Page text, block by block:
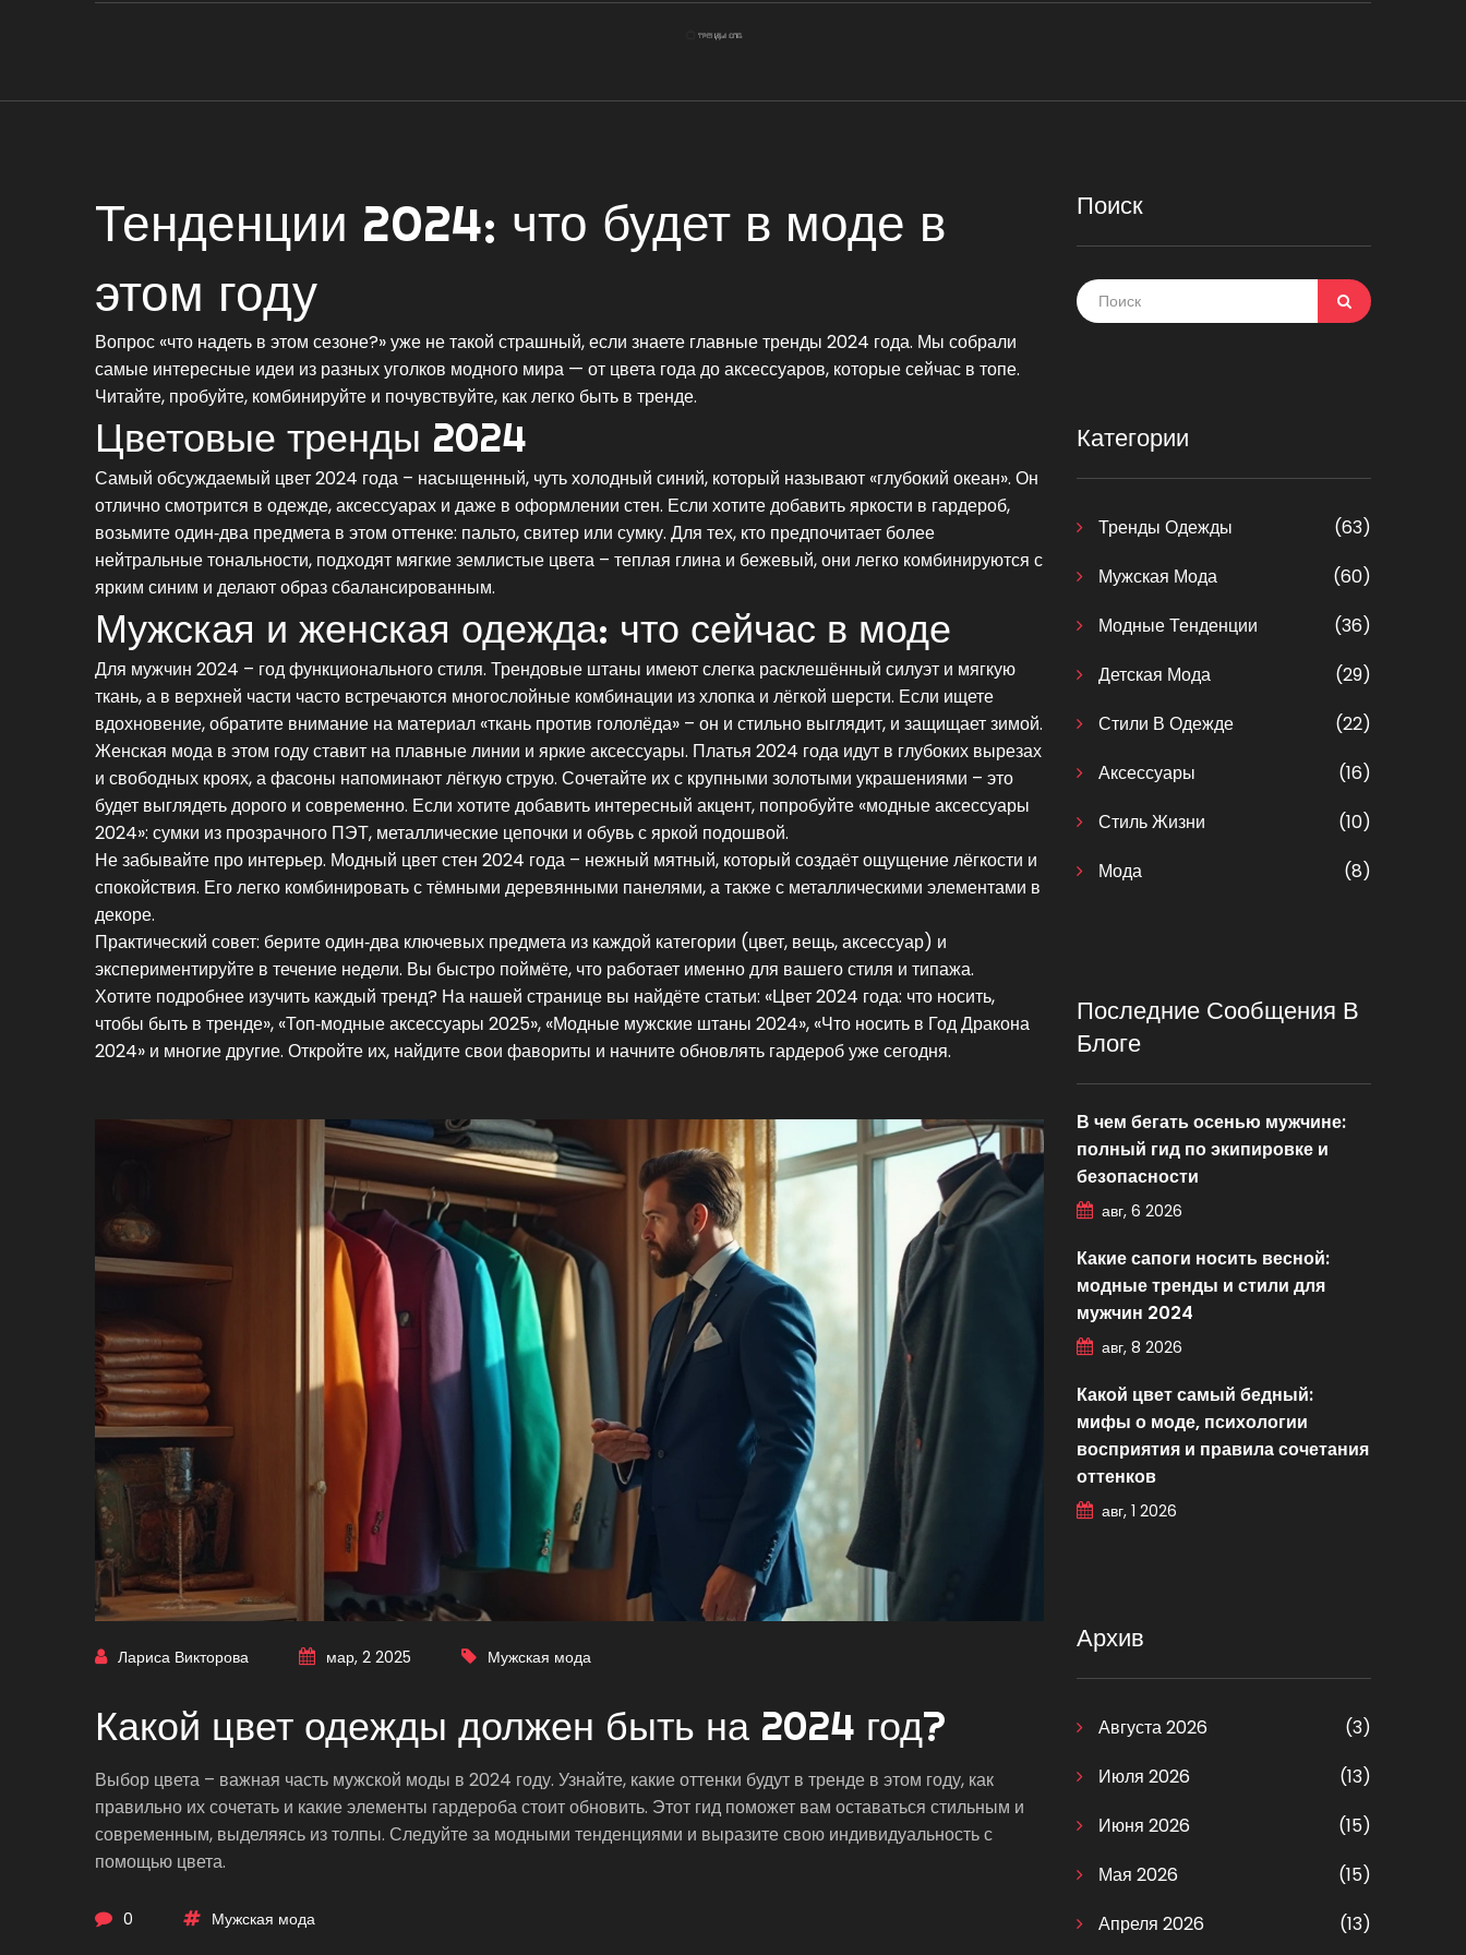
Тенденции 2024: что будет в моде в
этом году
Вопрос «что надеть в этом сезоне?» уже не такой страшный, если знаете главные тренды 2024 года. Мы собрали
самые интересные идеи из разных уголков модного мира — от цвета года до аксессуаров, которые сейчас в топе.
Читайте, пробуйте, комбинируйте и почувствуйте, как легко быть в тренде.
Цветовые тренды 2024
Самый обсуждаемый цвет 2024 года – насыщенный, чуть холодный синий, который называют «глубокий океан». Он
отлично смотрится в одежде, аксессуарах и даже в оформлении стен. Если хотите добавить яркости в гардероб,
возьмите один‑два предмета в этом оттенке: пальто, свитер или сумку. Для тех, кто предпочитает более
нейтральные тональности, подходят мягкие землистые цвета – теплая глина и бежевый, они легко комбинируются с
ярким синим и делают образ сбалансированным.
Мужская и женская одежда: что сейчас в моде
Для мужчин 2024 – год функционального стиля. Трендовые штаны имеют слегка расклешённый силуэт и мягкую
ткань, а в верхней части часто встречаются многослойные комбинации из хлопка и лёгкой шерсти. Если ищете
вдохновение, обратите внимание на материал «ткань против гололёда» – он и стильно выглядит, и защищает зимой.
Женская мода в этом году ставит на плавные линии и яркие аксессуары. Платья 2024 года идут в глубоких вырезах
и свободных кроях, а фасоны напоминают лёгкую струю. Сочетайте их с крупными золотыми украшениями – это
будет выглядеть дорого и современно. Если хотите добавить интересный акцент, попробуйте «модные аксессуары
2024»: сумки из прозрачного ПЭТ, металлические цепочки и обувь с яркой подошвой.
Не забывайте про интерьер. Модный цвет стен 2024 года – нежный мятный, который создаёт ощущение лёгкости и
спокойствия. Его легко комбинировать с тёмными деревянными панелями, а также с металлическими элементами в
декоре.
Практический совет: берите один‑два ключевых предмета из каждой категории (цвет, вещь, аксессуар) и
экспериментируйте в течение недели. Вы быстро поймёте, что работает именно для вашего стиля и типажа.
Хотите подробнее изучить каждый тренд? На нашей странице вы найдёте статьи: «Цвет 2024 года: что носить,
чтобы быть в тренде», «Топ‑модные аксессуары 2025», «Модные мужские штаны 2024», «Что носить в Год Дракона
2024» и многие другие. Откройте их, найдите свои фавориты и начните обновлять гардероб уже сегодня.
Лариса Викторова мар, 2 2025 Мужская мода
Какой цвет одежды должен быть на 2024 год?
Выбор цвета – важная часть мужской моды в 2024 году. Узнайте, какие оттенки будут в тренде в этом году, как
правильно их сочетать и какие элементы гардероба стоит обновить. Этот гид поможет вам оставаться стильным и
современным, выделяясь из толпы. Следуйте за модными тенденциями и выразите свою индивидуальность с
помощью цвета.
0 Мужская мода
Поиск
Категории
Тренды Одежды
(63)
Мужская Мода
(60)
Модные Тенденции
(36)
Детская Мода
(29)
Стили В Одежде
(22)
Аксессуары
(16)
Стиль Жизни
(10)
Мода
(8)
Последние Сообщения В
Блоге
В чем бегать осенью мужчине:
полный гид по экипировке и
безопасности
авг, 6 2026
Какие сапоги носить весной:
модные тренды и стили для
мужчин 2024
авг, 8 2026
Какой цвет самый бедный:
мифы о моде, психологии
восприятия и правила сочетания
оттенков
авг, 1 2026
Архив
Августа 2026
(3)
Июля 2026
(13)
Июня 2026
(15)
Мая 2026
(15)
Апреля 2026
(13)